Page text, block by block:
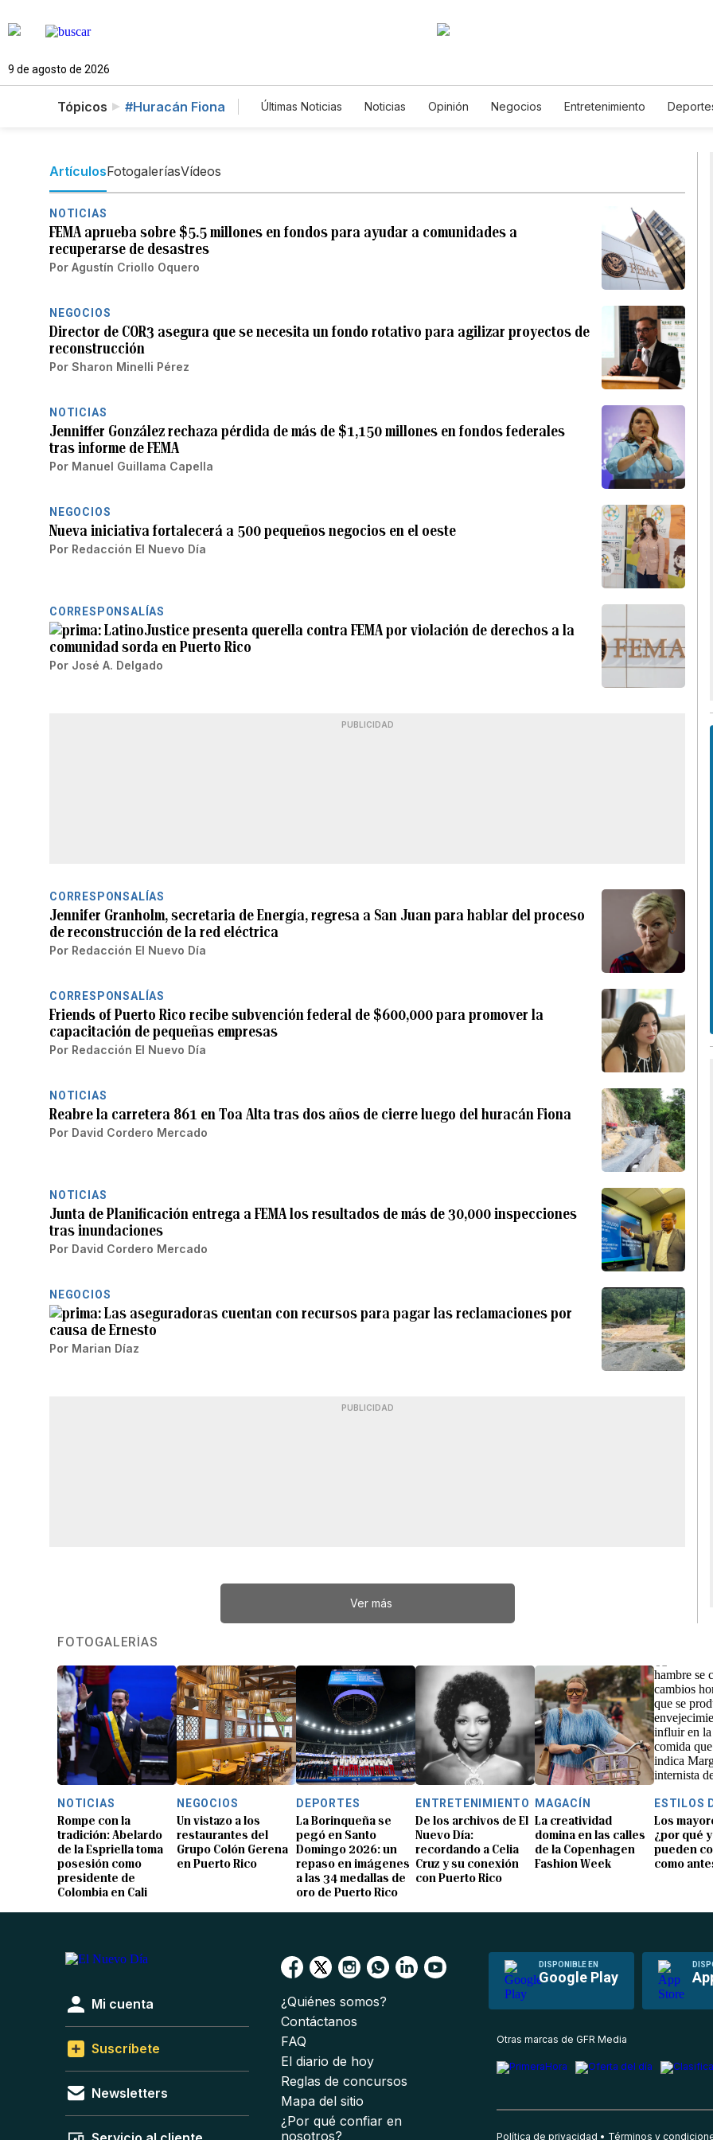
9 de agosto de 2026
Tópicos #Huracán Fiona Últimas Noticias Noticias Opinión Negocios Entretenimiento
ArtículosFotogaleríasVídeos
NOTICIAS
FEMA aprueba sobre $5.5 millones en fondos para ayudar a comunidades a
recuperarse de desastres
Por Agustín Criollo Oquero
NEGOCIOS
Director de COR3 asegura que se necesita un fondo rotativo para agilizar proyectos de
reconstrucción
Por Sharon Minelli Pérez
NOTICIAS
Jenniffer González rechaza pérdida de más de $1,150 millones en fondos federales
tras informe de FEMA
Por Manuel Guillama Capella
NEGOCIOS
Nueva iniciativa fortalecerá a 500 pequeños negocios en el oeste
Por Redacción El Nuevo Día
CORRESPONSALÍAS
LatinoJustice presenta querella contra FEMA por violación de derechos a la
comunidad sorda en Puerto Rico
Por José A. Delgado
PUBLICIDAD
CORRESPONSALÍAS
Jennifer Granholm, secretaria de Energía, regresa a San Juan para hablar del proceso
de reconstrucción de la red eléctrica
Por Redacción El Nuevo Día
CORRESPONSALÍAS
Friends of Puerto Rico recibe subvención federal de $600,000 para promover la
capacitación de pequeñas empresas
Por Redacción El Nuevo Día
NOTICIAS
Reabre la carretera 861 en Toa Alta tras dos años de cierre luego del huracán Fiona
Por David Cordero Mercado
NOTICIAS
Junta de Planificación entrega a FEMA los resultados de más de 30,000 inspecciones
tras inundaciones
Por David Cordero Mercado
NEGOCIOS
Las aseguradoras cuentan con recursos para pagar las reclamaciones por
causa de Ernesto
Por Marian Díaz
PUBLICIDAD
Ver más
FOTOGALERÍAS
NOTICIAS
Rompe con la
tradición: Abelardo
de la Espriella toma
posesión como
presidente de
Colombia en Cali
NEGOCIOS
Un vistazo a los
restaurantes del
Grupo Colón Gerena
en Puerto Rico
DEPORTES
La Borinqueña se
pegó en Santo
Domingo 2026: un
repaso en imágenes
a las 34 medallas de
oro de Puerto Rico
ENTRETENIMIENTO
De los archivos de El
Nuevo Día:
recordando a Celia
Cruz y su conexión
con Puerto Rico
MAGACÍN
La creatividad
domina en las calles
de la Copenhagen
Fashion Week
ESTILOS
Los
¿por qué
pueden
como
DISPONIBLE EN
Google Play
Mi cuenta
Suscríbete
Newsletters
¿Quiénes somos?
Contáctanos
FAQ
El diario de hoy
Reglas de concursos
Mapa del sitio
¿Por qué confiar en
nosotros?
Otras marcas de GFR Media
Política de privacidad Términos y